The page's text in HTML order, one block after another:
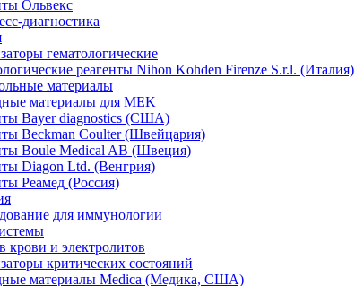
Ольвекс
диагностика
гематологические
реагенты Nihon Kohden Firenze S.r.l. (Италия)
материалы
материалы для MEK
Bayer diagnostics (США)
Beckman Coulter (Швейцария)
Boule Medical AB (Швеция)
Diagon Ltd. (Венгрия)
Реамед (Россия)
для иммунологии
крови и электролитов
критических состояний
материалы Medica (Медика, США)